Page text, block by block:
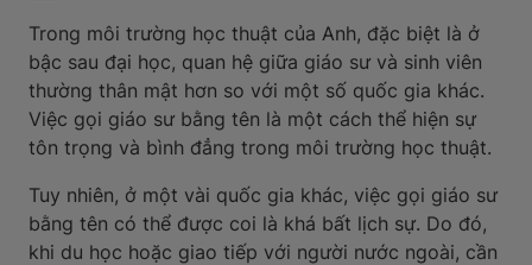
Trong môi trường học thuật của Anh, đặc biệt là ở
bậc sau đại học, quan hệ giữa giáo sư và sinh viên
thường thân mật hơn so với một số quốc gia khác.
Việc gọi giáo sư bằng tên là một cách thể hiện sự
tôn trọng và bình đẳng trong môi trường học thuật.
Tuy nhiên, ở một vài quốc gia khác, việc gọi giáo sư
bằng tên có thể được coi là khá bất lịch sự. Do đó,
khi du học hoặc giao tiếp với người nước ngoài, cần